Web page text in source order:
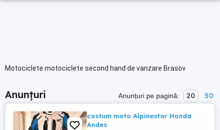
Motociclete motociclete second hand de vanzare Brasov
Anunțuri Anunțuri pe pagină: 20 50
costum moto Alpinestar Honda
Andes